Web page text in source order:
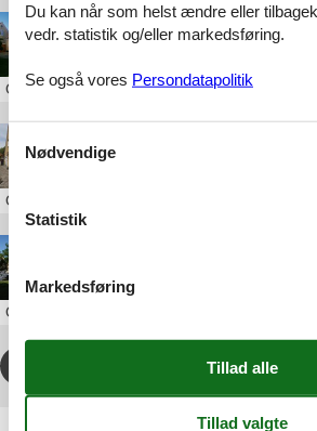
Sommerhus Skagen Vesterby
OmSkagen
Sommerhusudlejning
Om
Om
> >>
Du kan når som helst ændre eller
vedr. statistik og/eller markedsføring.
Se også vores Persondatapolitik
Nødvendige
Statistik
Markedsføring